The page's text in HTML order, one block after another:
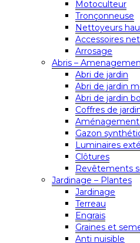
Motoculteur
Tronçonneuse
Nettoyeurs
Accessoires
Arrosage
Abris –
Abri de jardin
Abri de jardin
Abri de jardin
Coffres de
Aménagement
Gazon
Luminaires
Clôtures
Revêtements
Jardinage – Plantes
Jardinage
Terreau
Engrais
Graines et
Anti nuisible